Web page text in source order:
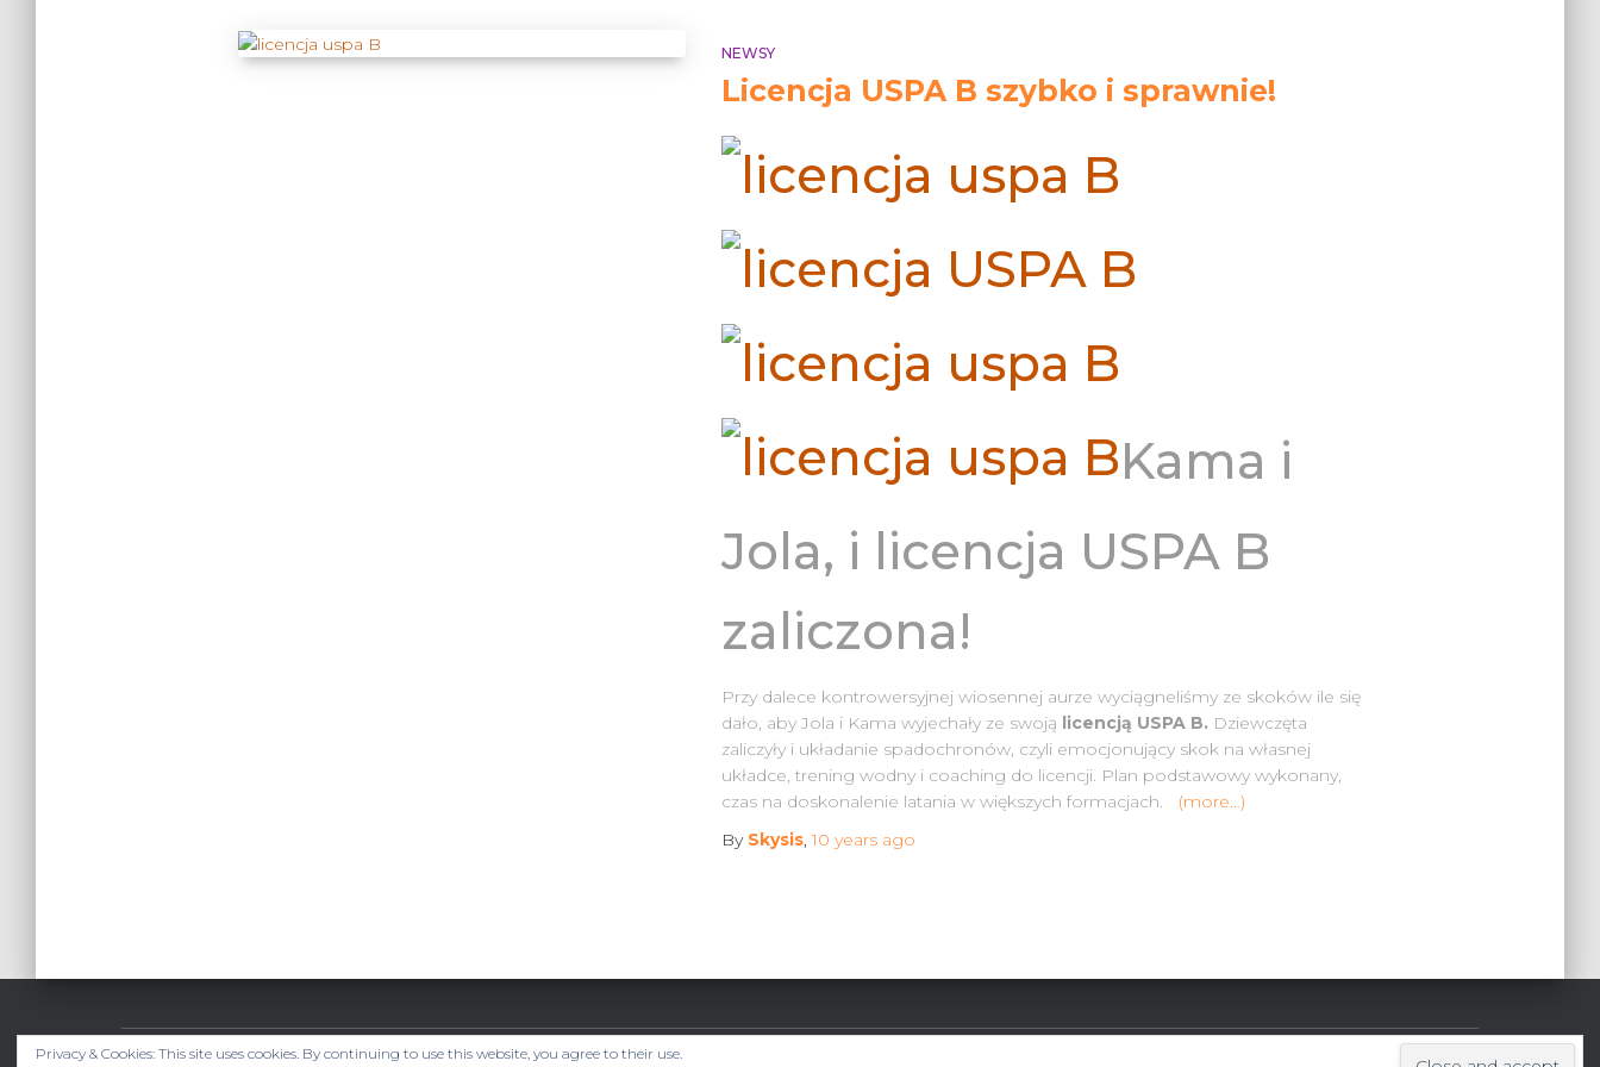
NEWSY
Licencja USPA B szybko i sprawnie!
Kama i
Jola, i licencja USPA B
zaliczona!
Przy dalece kontrowersyjnej wiosennej aurze wyciągneliśmy ze skoków ile się
dało, aby Jola i Kama wyjechały ze swoją licencją USPA B. Dziewczęta
zaliczyły i układanie spadochronów, czyli emocjonujący skok na własnej
układce, trening wodny i coaching do licencji. Plan podstawowy wykonany,
czas na doskonalenie latania w większych formacjach.
(more…)
By Skysis,10 yearsago
Privacy & Cookies: This site uses cookies. By continuing to use this website, you agree to their use.